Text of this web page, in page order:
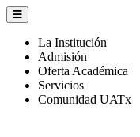
La Institución
Admisión
Oferta Académica
Servicios
Comunidad UATx